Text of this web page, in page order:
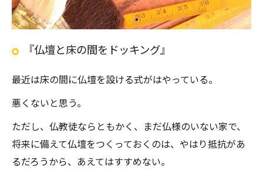
『仏壇と床の間をドッキング』
最近は床の間に仏壇を設ける式がはやっている。
悪くないと思う。
ただし、仏教徒ならともかく、まだ仏様のいない家で、
将来に備えて仏壇をつくっておくのは、やはり抵抗があ
るだろうから、あえてはすすめない。